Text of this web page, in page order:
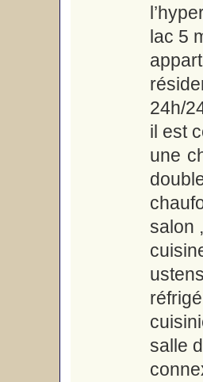
lac 5
24h/
il est
une
salon
salle